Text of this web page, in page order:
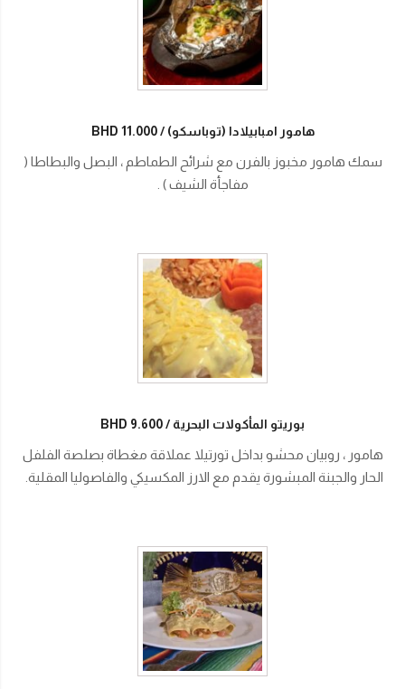
هامور امبابيلادا (توباسكو) BHD 11.000
سمك هامور مخبوز بالفرن مع شرائح الطماطم ، البصل والبطاطا (
مفاجأة الشيف ) .
بوريتو المأكولات البحرية BHD 9.600
هامور ، روبيان محشو بداخل تورتيلا عملاقة مغطاة بصلصة الفلفل
الحار والجبنة المبشورة يقدم مع الارز المكسيكي والفاصوليا المقلية.